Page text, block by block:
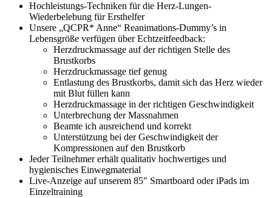
Hochleistungs-Techniken für die Herz-Lungen-
Wiederbelebung für Ersthelfer
Unsere „QCPR* Anne“ Reanimations-Dummy’s in
Lebensgröße verfügen über Echtzeitfeedback:
Herzdruckmassage auf der richtigen Stelle des
Brustkorbs
Herzdruckmassage tief genug
Entlastung des Brustkorbs, damit sich das Herz wieder
mit Blut füllen kann
Herzdruckmassage in der richtigen Geschwindigkeit
Unterbrechung der Massnahmen
Beamte ich ausreichend und korrekt
Unterstützung bei der Geschwindigkeit der
Kompressionen auf den Brustkorb
Jeder Teilnehmer erhält qualitativ hochwertiges und
hygienisches Einwegmaterial
Live-Anzeige auf unserem 85″ Smartboard oder iPads im
Einzeltraining